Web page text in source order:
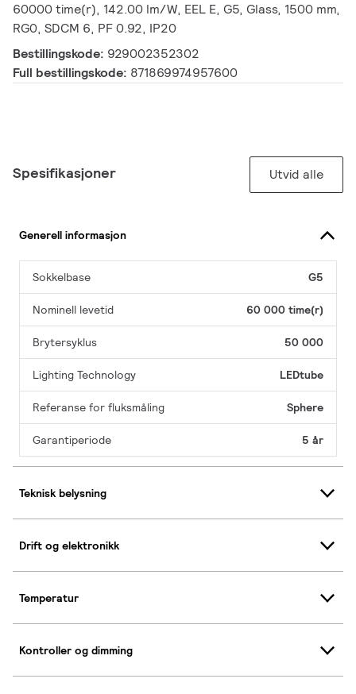
60000 time(r), 142.00 lm/W, EEL E, G5, Glass, 1500 mm,
RG0, SDCM 6, PF 0.92, IP20
Bestillingskode: 929002352302
Full bestillingskode: 871869974957600
Spesifikasjoner Utvid alle
Generell informasjon
Sokkelbase G5
Nominell levetid 60 000 time(r)
Brytersyklus 50 000
Lighting Technology LEDtube
Referanse for fluksmåling Sphere
Garantiperiode 5 år
Teknisk belysning
Drift og elektronikk
Temperatur
Kontroller og dimming